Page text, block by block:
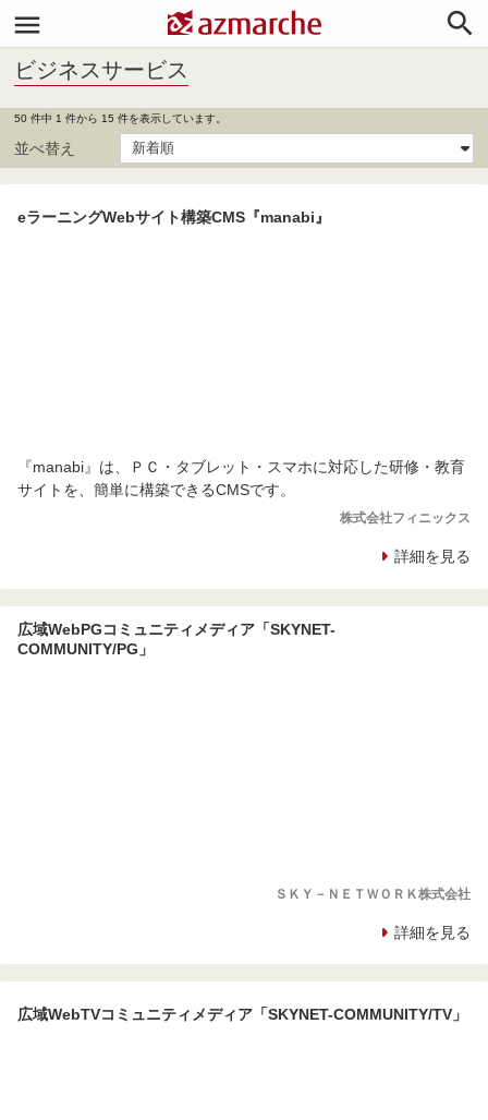


ビジネスサービス
50 件中 1 件から 15 件を表示しています。
並べ替え
eラーニングWebサイト構築CMS『manabi』
『manabi』は、ＰＣ・タブレット・スマホに対応した研修・教育
サイトを、簡単に構築できるCMSです。
株式会社フィニックス
詳細を見る
広域WebPGコミュニティメディア「SKYNET-
COMMUNITY/PG」
ＳＫＹ－ＮＥＴＷＯＲＫ株式会社
詳細を見る
広域WebTVコミュニティメディア「SKYNET-COMMUNITY/TV」